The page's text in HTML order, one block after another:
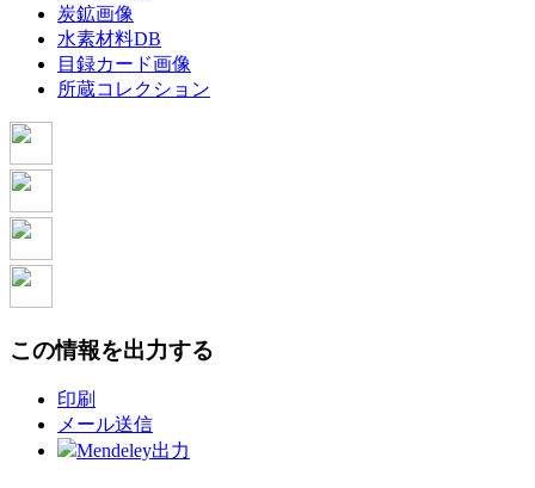
炭鉱画像
水素材料DB
目録カード画像
所蔵コレクション
この情報を出力する
印刷
メール送信
Mendeley出力